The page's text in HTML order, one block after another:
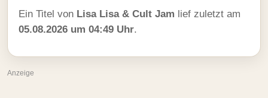
Ein Titel von Lisa Lisa & Cult Jam lief zuletzt am
05.08.2026 um 04:49 Uhr.
Anzeige